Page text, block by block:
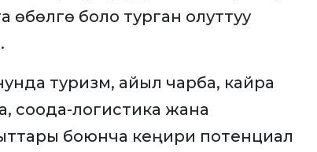
боло турган олуттуу
туризм, айыл чарба, кайра
соода-логистика жана
боюнча кеңири потенциал